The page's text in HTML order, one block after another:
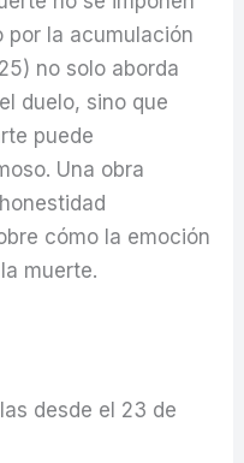
por la acumulación
no solo aborda
duelo, sino que
puede
Una obra
cómo la emoción
muerte.
desde el 23 de